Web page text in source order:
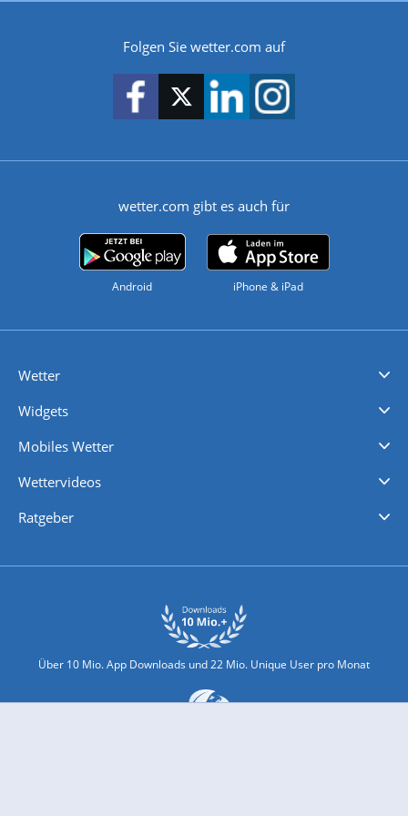
Folgen Sie wetter.com auf
wetter.com gibt es auch für
Android iPhone & iPad
Wetter
Widgets
Mobiles Wetter
Wettervideos
Ratgeber
Über 10 Mio. App Downloads und 22 Mio. Unique User pro Monat